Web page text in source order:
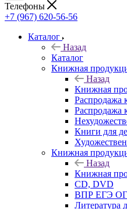
Телефоны
+7 (967) 620-56-56
Каталог
Назад
Каталог
Книжная
Назад
Книжная
Распродажа
Распродажа
Книги для
Книжная
Назад
Книжная
CD, DVD
ВПР ЕГЭ